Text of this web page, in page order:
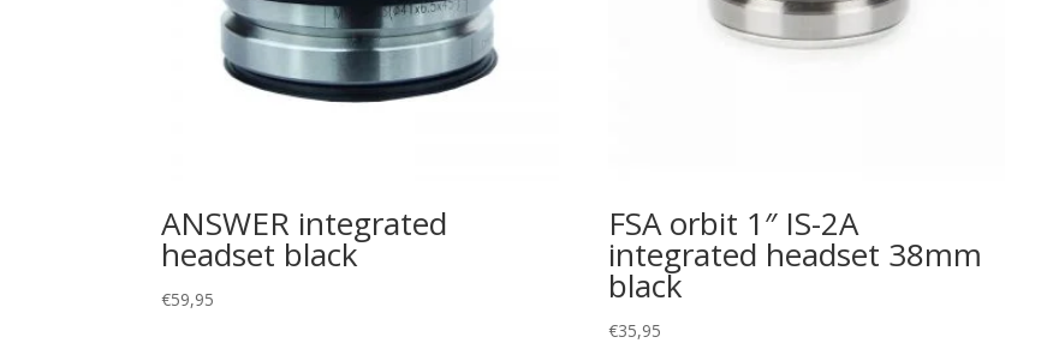
ANSWER integrated
headset black
€59,95
FSA orbit 1″ IS-2A
integrated headset 38mm
black
€35,95